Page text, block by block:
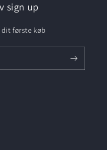
sign up
dit første køb